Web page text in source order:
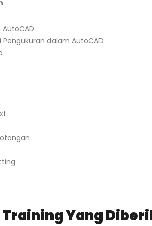
Pengukuran dalam AutoCAD
Yang